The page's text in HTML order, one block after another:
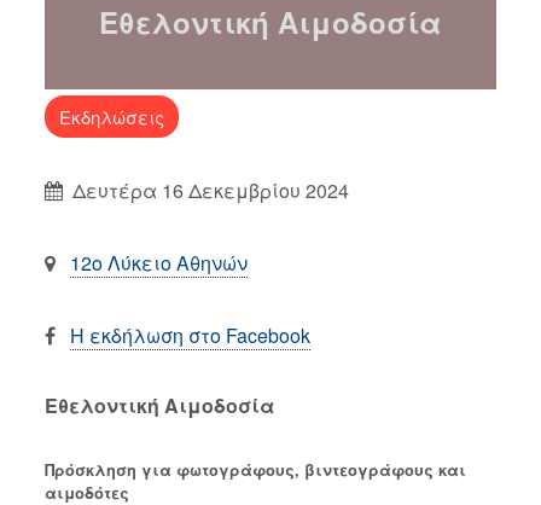
Εθελοντική Αιμοδοσία
Εκδηλώσεις
Δευτέρα 16 Δεκεμβρίου 2024
12ο Λύκειο Αθηνών
Η εκδήλωση στο Facebook
Εθελοντική Αιμοδοσία
Πρόσκληση για φωτογράφους, βιντεογράφους και
αιμοδότες